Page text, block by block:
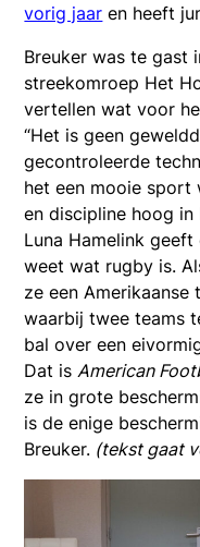
vorig jaar en heeft
Breuker was te gast
streekomroep Het
vertellen wat voor
“Het is geen
gecontroleerde
het een mooie sport
en discipline hoog in
Luna Hamelink
weet wat rugby is.
ze een
waarbij twee teams
bal over een
Dat is American
ze in grote
is de enige
Breuker. (tekst gaat